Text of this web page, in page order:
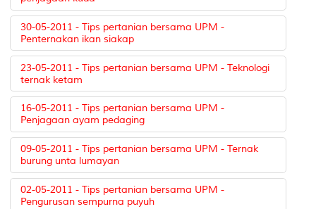
30-05-2011 - Tips pertanian bersama UPM -
Penternakan ikan siakap
23-05-2011 - Tips pertanian bersama UPM - Teknologi
ternak ketam
16-05-2011 - Tips pertanian bersama UPM -
Penjagaan ayam pedaging
09-05-2011 - Tips pertanian bersama UPM - Ternak
burung unta lumayan
02-05-2011 - Tips pertanian bersama UPM -
Pengurusan sempurna puyuh